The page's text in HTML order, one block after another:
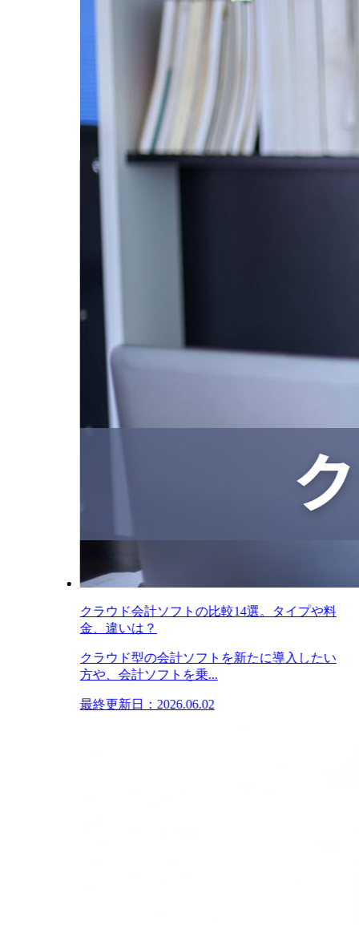
クラウド会計ソフトの比較14選。タイプや料
金、違いは？
クラウド型の会計ソフトを新たに導入したい
方や、会計ソフトを乗...
最終更新日：2026.06.02